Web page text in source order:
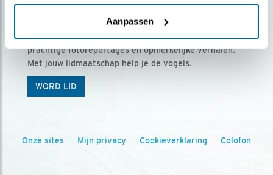
Aanpassen
Ontvang 5 x Vogels voor € 36,00 per jaar
Vogels is het tijdschrift voor onze leden, met
prachtige fotoreportages en opmerkelijke verhalen.
Met jouw lidmaatschap help je de vogels.
WORD LID
Onze sites Mijn privacy Cookieverklaring Colofon